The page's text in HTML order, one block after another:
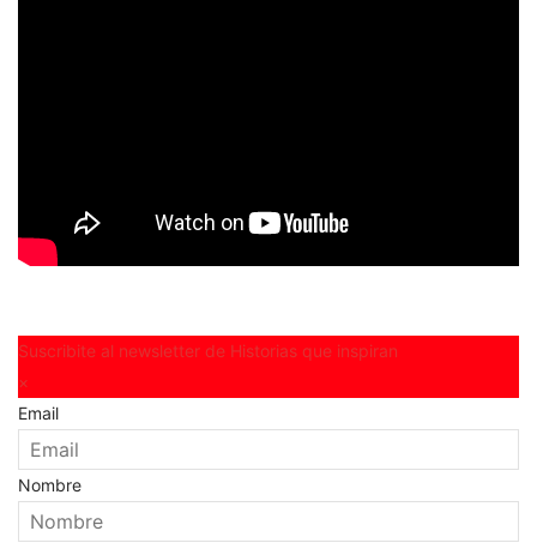
Suscribite al newsletter de Historias que inspiran
×
Email
Nombre